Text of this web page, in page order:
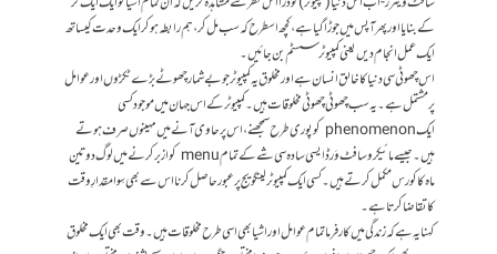
کے بنایا اور پھر آپس میں جوڑا گیا ہے ، کچھ اسطرح کہ سب مل کر ، ہم رابطہ ہو کر ایک وحدت کیساتھ
ایک عمل انجام دیں یعنی کمپیوٹر سسٹم بن جائیں۔
اس چھوٹی سی دنیا کا خالق انسان ہے اور مخلوق یہ کمپیوٹر جو بے شمار چھوٹے بڑے ٹکڑوں اور عوامل
پر مشتمل ہے۔یہ سب چھوٹی چھوٹی مخلوقات ہیں۔کمپیوٹر کے اس جہان میں موجود کسی
ایک phenomenon کو پوری طرح سمجھنے، اس پر حاوی آنے میں مہینوں صرف ہوتے
ہیں۔جیسے مائیکرو سافٹ وَرڈ ایسی سادہ سی شے کے تمام menu کو از برکرنے میں لوگ دو تین
ماہ کا کورس مکمل کرتے ہیں۔کسی ایک کمپیوٹر لینگویج پر عبور حاصل کرنا اس سے بھی سِوا مقدارِ وقت
کا تقاضا کرتا ہے۔
کہنا یہ ہے کہ زندگی میں کارفرما تمام عوامل اور اشیا بھی اسی طرح مخلوقات ہیں۔وقت بھی ایک مخلوق